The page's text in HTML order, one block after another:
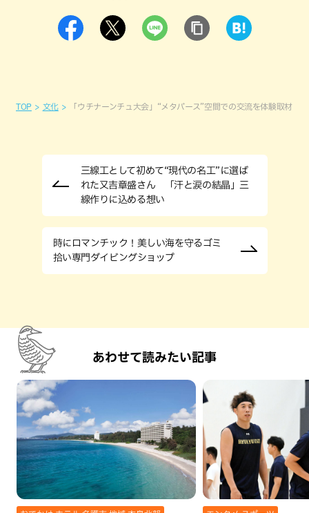
TOP 文化 「ウチナーンチュ大会」“メタバース”空間での交流を体験取材
三線工として初めて“現代の名工”に選ば
れた又吉章盛さん 「汗と涙の結晶」三
線作りに込める想い
時にロマンチック！美しい海を守るゴミ
拾い専門ダイビングショップ
あわせて読みたい記事